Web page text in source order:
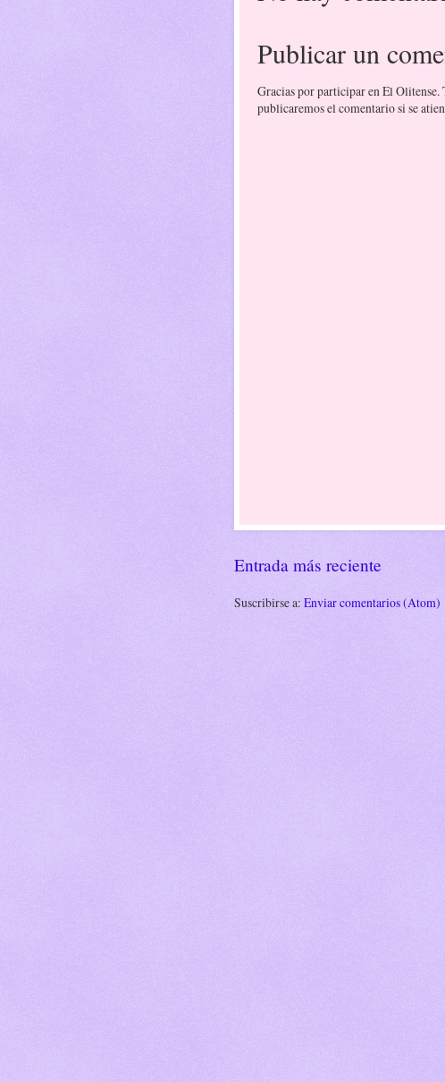
Publicar un
Gracias por participar en El Olitense.
publicaremos el comentario si se
Entrada más reciente
Suscribirse a: Enviar comentarios (Atom)